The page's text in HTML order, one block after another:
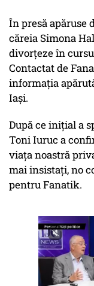
În presă
căreia Simona
divorțeze în
Contactat de
informația
Iași.
După ce iniţial a
Toni Iuruc a
viața noastră
mai insistați, no
pentru Fanatik.